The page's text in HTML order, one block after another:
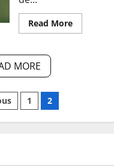
Read MoreRead
more
del
MORE
1 2